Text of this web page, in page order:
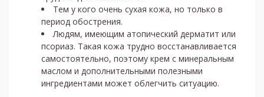
Тем у кого очень сухая кожа, но только в
период обострения.
Людям, имеющим атопический дерматит или
псориаз. Такая кожа трудно восстанавливается
самостоятельно, поэтому крем с минеральным
маслом и дополнительными полезными
ингредиентами может облегчить ситуацию.